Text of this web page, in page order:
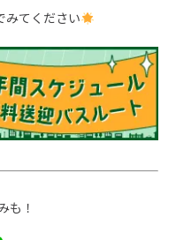
みてください
も！